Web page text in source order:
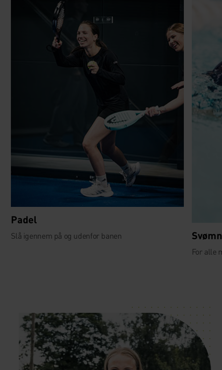
Padel
Slå igennem på og udenfor banen
For alle